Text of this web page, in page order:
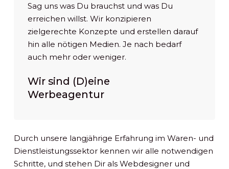
Sag uns was Du brauchst und was Du
erreichen willst. Wir konzipieren
zielgerechte Konzepte und erstellen darauf
hin alle nötigen Medien. Je nach bedarf
auch mehr oder weniger.
Wir sind (D)eine
Werbeagentur
Durch unsere langjährige Erfahrung im Waren- und
Dienstleistungssektor kennen wir alle notwendigen
Schritte, und stehen Dir als Webdesigner und